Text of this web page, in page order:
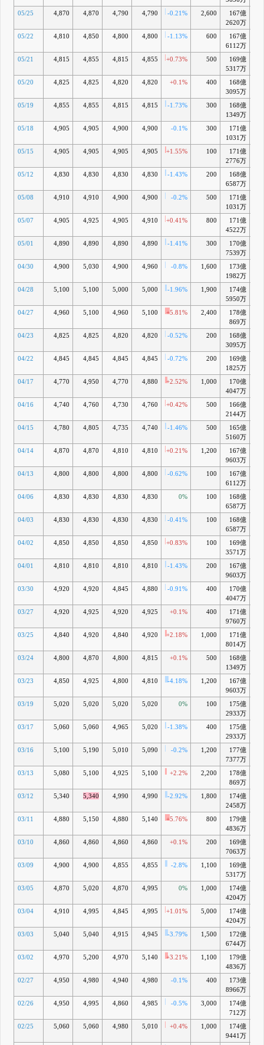
05/25
4,870 4,870 4,790 4,790 -0.21% 2,600
167億
2620万
05/22 4,810 4,850 4,800 4,800 -1.13% 600
167億
6112万
05/21 4,815 4,855 4,815 4,855 +0.73% 500
169億
5317万
05/20 4,825 4,825 4,820 4,820 +0.1% 400
168億
3095万
05/19 4,855 4,855 4,815 4,815 -1.73% 300
168億
1349万
05/18 4,905 4,905 4,900 4,900 -0.1% 300
171億
1031万
05/15 4,905 4,905 4,905 4,905 +1.55% 100
171億
2776万
05/12 4,830 4,830 4,830 4,830 -1.43% 200
168億
6587万
05/08 4,910 4,910 4,900 4,900 -0.2% 500
171億
1031万
05/07 4,905 4,925 4,905 4,910 +0.41% 800
171億
4522万
05/01 4,890 4,890 4,890 4,890 -1.41% 300
170億
7539万
04/30 4,900 5,030 4,900 4,960 -0.8% 1,600
173億
1982万
04/28 5,100 5,100 5,000 5,000 -1.96% 1,900
174億
5950万
04/27 4,960 5,100 4,960 5,100 +5.81% 2,400
178億
869万
04/23 4,825 4,825 4,820 4,820 -0.52% 200
168億
3095万
04/22 4,845 4,845 4,845 4,845 -0.72% 200
169億
1825万
04/17 4,770 4,950 4,770 4,880 +2.52% 1,000
170億
4047万
04/16 4,740 4,760 4,730 4,760 +0.42% 500
166億
2144万
04/15 4,780 4,805 4,735 4,740 -1.46% 500
165億
5160万
04/14 4,870 4,870 4,810 4,810 +0.21% 1,200
167億
9603万
04/13 4,800 4,800 4,800 4,800 -0.62% 100
167億
6112万
04/06 4,830 4,830 4,830 4,830 0% 100
168億
6587万
04/03 4,830 4,830 4,830 4,830 -0.41% 100
168億
6587万
04/02 4,850 4,850 4,850 4,850 +0.83% 100
169億
3571万
04/01 4,810 4,810 4,810 4,810 -1.43% 200
167億
9603万
03/30 4,920 4,920 4,845 4,880 -0.91% 400
170億
4047万
03/27 4,920 4,925 4,920 4,925 +0.1% 400
171億
9760万
03/25 4,840 4,920 4,840 4,920 +2.18% 1,000
171億
8014万
03/24 4,800 4,870 4,800 4,815 +0.1% 500
168億
1349万
03/23 4,850 4,925 4,800 4,810 -4.18% 1,200
167億
9603万
03/19 5,020 5,020 5,020 5,020 0% 100
175億
2933万
03/17 5,060 5,060 4,965 5,020 -1.38% 400
175億
2933万
03/16 5,100 5,190 5,010 5,090 -0.2% 1,200
177億
7377万
03/13 5,080 5,100 4,925 5,100 +2.2% 2,200
178億
869万
03/12 5,340 5,340 4,990 4,990 -2.92% 1,800
174億
2458万
03/11 4,880 5,150 4,880 5,140 +5.76% 800
179億
4836万
03/10 4,860 4,860 4,860 4,860 +0.1% 200
169億
7063万
03/09
4,900 4,900 4,855 4,855 -2.8% 1,100
169億
5317万
03/05 4,870 5,020 4,870 4,995 0% 1,000
174億
4204万
03/04 4,910 4,995 4,845 4,995 +1.01% 5,000
174億
4204万
03/03 5,040 5,040 4,915 4,945 -3.79% 1,500
172億
6744万
03/02
4,970 5,200 4,970 5,140 +3.21% 1,100
179億
4836万
02/27 4,950 4,980 4,940 4,980 -0.1% 400
173億
8966万
02/26 4,950 4,995 4,860 4,985 -0.5% 3,000
174億
712万
02/25 5,060 5,060 4,980 5,010 +0.4% 1,000
174億
9441万